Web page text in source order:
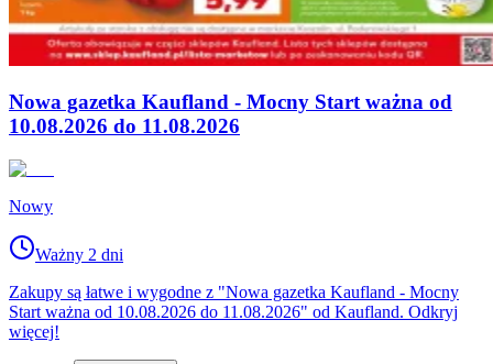
Nowa gazetka Kaufland - Mocny Start ważna od
10.08.2026 do 11.08.2026
Nowy
Ważny 2 dni
Zakupy są łatwe i wygodne z "Nowa gazetka Kaufland - Mocny
Start ważna od 10.08.2026 do 11.08.2026" od Kaufland. Odkryj
więcej!